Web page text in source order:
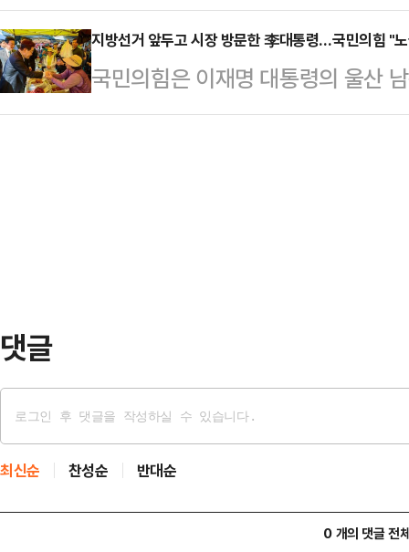
를 공식 요…
조는 삼성전자 노조의 파업 가능성
는 데 대해 강하게 반발했다.노조는
자본과 보수 언론들이 앞다투어 긴
른 손실액을 언급하며 총공세를 퍼…
언대용신탁'으로 사업 영역을 넓히
급화로 입주보증금이 수십억원대
융권 최초로 전용 상품을 출시할
한·하나·우리은행 등 주요 시중은
지방선거 앞두고 시장 방문한 李대통령…국민의힘 "
국민의힘은 이재명 대통령의 울산
을 두고 "노골적인 선거운동"이라
댓글
최신순 찬성순 반대순
0 개의 댓글 전